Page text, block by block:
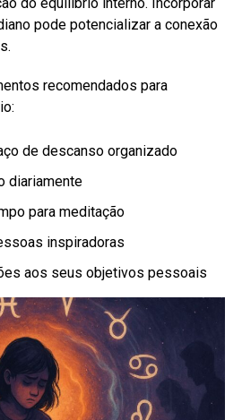
pode potencializar a conexão
recomendados para
de descanso organizado
diariamente
para meditação
inspiradoras
aos seus objetivos pessoais